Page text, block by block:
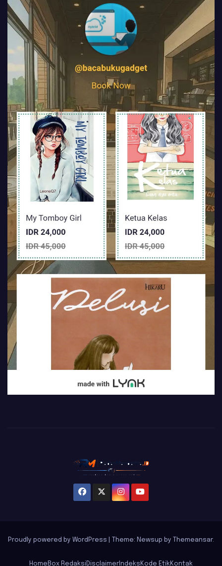
Proudly powered by WordPress Theme: Newsup by Themeansar.
Home Box Redaksi Disclaimer Indeks Kode Etik Kontak